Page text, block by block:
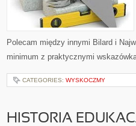
Polecam między innymi Bilard i
minimum z praktycznymi
CATEGORIES: WYSKOCZMY
HISTORIA